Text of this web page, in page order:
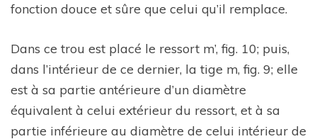
fonction douce et sûre que celui qu’il remplace.
Dans ce trou est placé le ressort m’, fig. 10; puis,
dans l’intérieur de ce dernier, la tige m, fig. 9; elle
est à sa partie antérieure d’un diamètre
équivalent à celui extérieur du ressort, et à sa
partie inférieure au diamètre de celui intérieur de